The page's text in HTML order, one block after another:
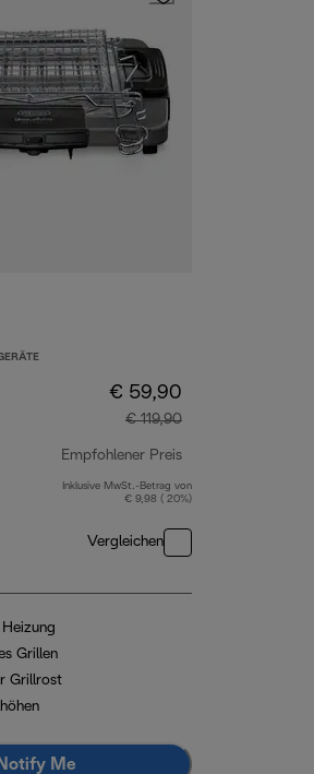
€ 59,90
€ 119,90
Empfohlener Preis
Originalpreis €
Inklusive MwSt.-Betrag von
€ 9,98 ( 20%)
Vergleichen
Grillen
Grillrost
Notify Me